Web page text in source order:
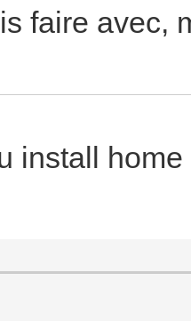
faire avec,
install